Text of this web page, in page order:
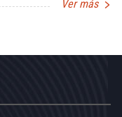
Ver más